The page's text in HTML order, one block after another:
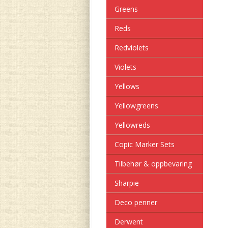
Greens
Reds
Redviolets
Violets
Yellows
Yellowgreens
Yellowreds
Copic Marker Sets
Tilbehør & oppbevaring
Sharpie
Deco penner
Derwent